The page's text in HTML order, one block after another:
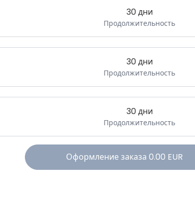
30 дни
Продолжительность
30 дни
Продолжительность
30 дни
Продолжительность
Оформление заказа 0.00 EUR